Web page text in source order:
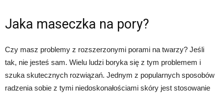
Jaka maseczka na pory?
Czy masz problemy z rozszerzonymi porami na twarzy? Jeśli
tak, nie jesteś sam. Wielu ludzi boryka się z tym problemem i
szuka skutecznych rozwiązań. Jednym z popularnych sposobów
radzenia sobie z tymi niedoskonałościami skóry jest stosowanie